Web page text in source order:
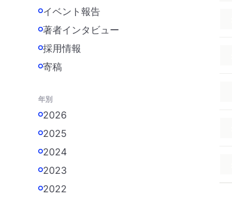
イベント報告
著者インタビュー
採用情報
寄稿
年別
2026
2025
2024
2023
2022